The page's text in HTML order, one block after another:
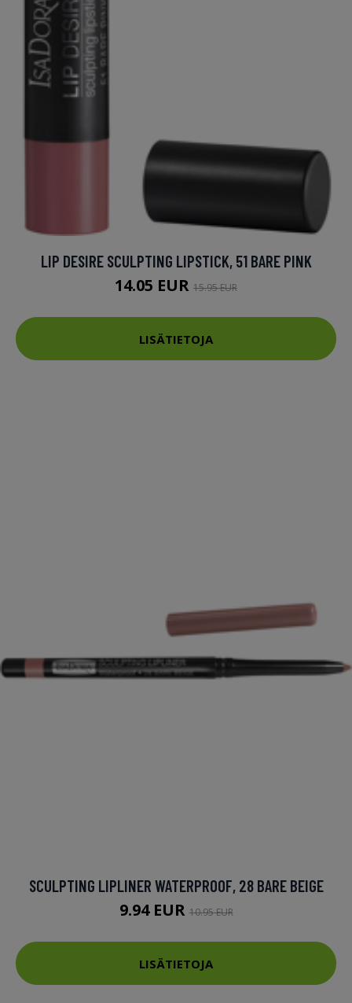
LIP DESIRE SCULPTING LIPSTICK, 51 BARE PINK
14.05 EUR 15.95 EUR
LISÄTIETOJA
SCULPTING LIPLINER WATERPROOF, 28 BARE BEIGE
9.94 EUR10.95 EUR
LISÄTIETOJA